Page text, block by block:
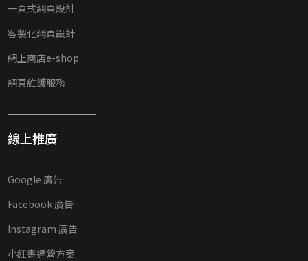
一頁式網頁設計
客製化網頁設計
網上商店e-shop
網頁維護服務
線上推廣
Google 廣告
Facebook 廣告
Instagram 廣告
小紅書運營方案